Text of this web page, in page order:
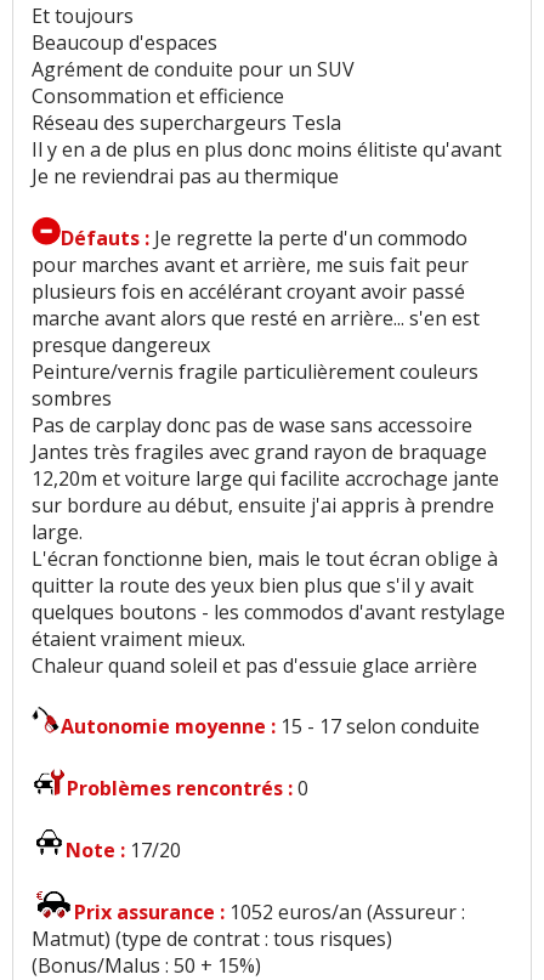
Et toujours
Beaucoup d'espaces
Agrément de conduite pour un SUV
Consommation et efficience
Réseau des superchargeurs Tesla
Il y en a de plus en plus donc moins élitiste qu'avant
Je ne reviendrai pas au thermique
Défauts : Je regrette la perte d'un commodo
pour marches avant et arrière, me suis fait peur
plusieurs fois en accélérant croyant avoir passé
marche avant alors que resté en arrière... s'en est
presque dangereux
Peinture/vernis fragile particulièrement couleurs
sombres
Pas de carplay donc pas de wase sans accessoire
Jantes très fragiles avec grand rayon de braquage
12,20m et voiture large qui facilite accrochage jante
sur bordure au début, ensuite j'ai appris à prendre
large.
L'écran fonctionne bien, mais le tout écran oblige à
quitter la route des yeux bien plus que s'il y avait
quelques boutons - les commodos d'avant restylage
étaient vraiment mieux.
Chaleur quand soleil et pas d'essuie glace arrière
Autonomie moyenne : 15 - 17 selon conduite
Problèmes rencontrés :0
Note : 17/20
Prix assurance : 1052 euros/an (Assureur :
Matmut) (type de contrat : tous risques)
(Bonus/Malus : 50 + 15%)